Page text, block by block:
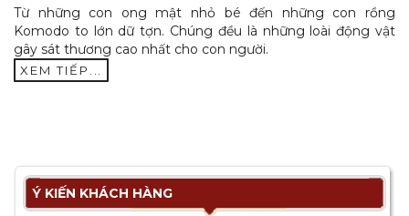
Từ những con ong mật nhỏ bé đến những con rồng
Komodo to lớn dữ tợn. Chúng đều là những loài động vật
gây sát thương cao nhất cho con người.
XEM TIẾP...
Ý KIẾN KHÁCH HÀNG